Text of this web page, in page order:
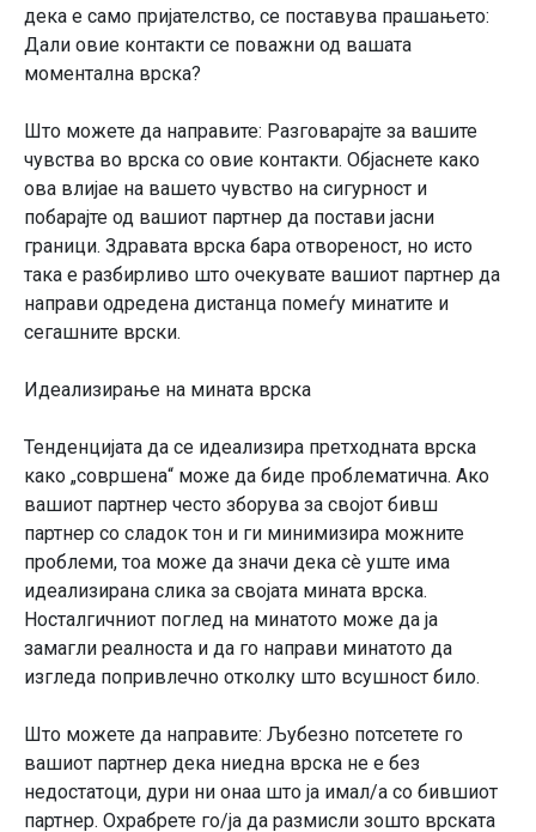
дека е само пријателство, се поставува прашањето:
Дали овие контакти се поважни од вашата
моментална врска?
Што можете да направите: Разговарајте за вашите
чувства во врска со овие контакти. Објаснете како
ова влијае на вашето чувство на сигурност и
побарајте од вашиот партнер да постави јасни
граници. Здравата врска бара отвореност, но исто
така е разбирливо што очекувате вашиот партнер да
направи одредена дистанца помеѓу минатите и
сегашните врски.
Идеализирање на мината врска
Тенденцијата да се идеализира претходната врска
како „совршена“ може да биде проблематична. Ако
вашиот партнер често зборува за својот бивш
партнер со сладок тон и ги минимизира можните
проблеми, тоа може да значи дека сè уште има
идеализирана слика за својата мината врска.
Носталгичниот поглед на минатото може да ја
замагли реалноста и да го направи минатото да
изгледа попривлечно отколку што всушност било.
Што можете да направите: Љубезно потсетете го
вашиот партнер дека ниедна врска не е без
недостатоци, дури ни онаа што ја имал/а со бившиот
партнер. Охрабрете го/ја да размисли зошто врската